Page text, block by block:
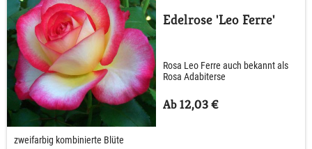
Edelrose 'Leo Ferre'
Rosa Leo Ferre auch bekannt als
Rosa Adabiterse
Ab 12,03 €
zweifarbig kombinierte Blüte